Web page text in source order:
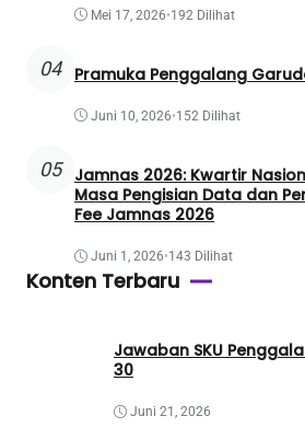
Mei 17, 2026•192 Dilihat
04 Pramuka Penggalang
Juni 10, 2026•152 Dilihat
05
Jamnas 2026: Kwartir
Masa Pengisian Data dan
Fee Jamnas 2026
Juni 1, 2026•143 Dilihat
Konten Terbaru
Jawaban SKU
30
Juni 21, 2026